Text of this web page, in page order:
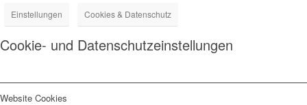
Einstellungen Cookies & Datenschutz
Cookie- und Datenschutzeinstellungen
Website Cookies